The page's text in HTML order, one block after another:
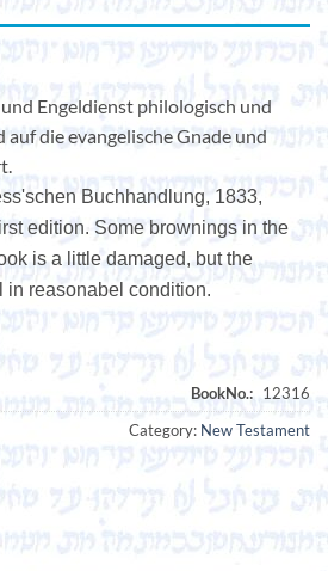
Engeldienst philologisch und
die evangelische Gnade und
Buchhandlung, 1833,
edition. Some brownings in the
is a little damaged, but the
in reasonabel condition.
Category: New Testament